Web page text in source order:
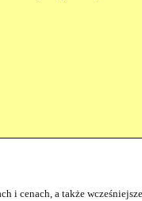
i cenach, a także